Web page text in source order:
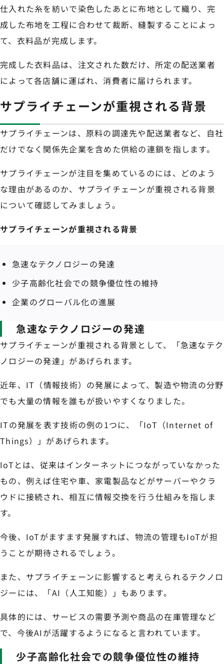
仕入れた糸を紡いで染色したあとに布地として織り、完
成した布地を工程に合わせて裁断、縫製することによっ
て、衣料品が完成します。
完成した衣料品は、注文された数だけ、所定の配送業者
によって各店舗に運ばれ、消費者に届けられます。
サプライチェーンが重視される背景
サプライチェーンは、原料の調達先や配送業者など、自社
だけでなく関係先企業を含めた供給の連鎖を指します。
サプライチェーンが注目を集めているのには、どのよう
な理由があるのか、サプライチェーンが重視される背景
について確認してみましょう。
サプライチェーンが重視される背景
急速なテクノロジーの発達
少子高齢化社会での競争優位性の維持
企業のグローバル化の進展
急速なテクノロジーの発達
サプライチェーンが重視される背景として、「急速なテク
ノロジーの発達」があげられます。
近年、IT（情報技術）の発展によって、製造や物流の分野
でも大量の情報を誰もが扱いやすくなりました。
ITの発展を表す技術の例の1つに、「IoT（Internet of
Things）」があげられます。
IoTとは、従来はインターネットにつながっていなかった
もの、例えば住宅や車、家電製品などがサーバーやクラ
ウドに接続され、相互に情報交換を行う仕組みを指しま
す。
今後、IoTがますます発展すれば、物流の管理もIoTが担
うことが期待されるでしょう。
また、サプライチェーンに影響すると考えられるテクノロ
ジーには、「AI（人工知能）」もあります。
具体的には、サービスの需要予測や商品の在庫管理など
で、今後AIが活躍するようになると言われています。
少子高齢化社会での競争優位性の維持